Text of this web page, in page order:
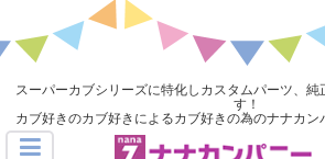
スーパーカブシリーズに特化しカスタムパーツ、純
す！
カブ好きのカブ好きによるカブ好きの為のナナカン